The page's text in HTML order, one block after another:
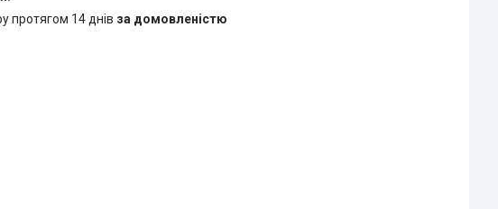
протягом 14 днів за домовленістю